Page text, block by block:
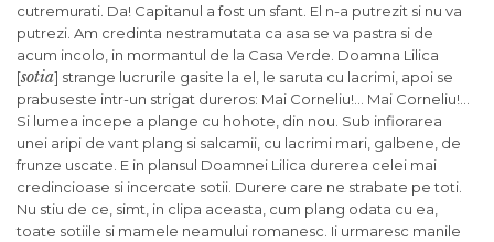
cutremurati. Da! Capitanul a fost un sfant. El n-a putrezit si nu va
putrezi. Am credinta nestramutata ca asa se va pastra si de
acum incolo, in mormantul de la Casa Verde. Doamna Lilica
[sotia] strange lucrurile gasite la el, le saruta cu lacrimi, apoi se
prabuseste intr-un strigat dureros: Mai Corneliu!… Mai Corneliu!…
Si lumea incepe a plange cu hohote, din nou. Sub infiorarea
unei aripi de vant plang si salcamii, cu lacrimi mari, galbene, de
frunze uscate. E in plansul Doamnei Lilica durerea celei mai
credincioase si incercate sotii. Durere care ne strabate pe toti.
Nu stiu de ce, simt, in clipa aceasta, cum plang odata cu ea,
toate sotiile si mamele neamului romanesc. Ii urmaresc manile